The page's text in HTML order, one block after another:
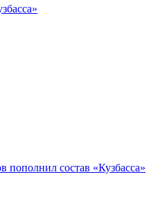
состав «Кузбасса»